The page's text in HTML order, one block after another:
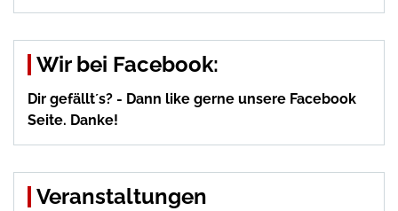
Wir bei Facebook:
Dir gefällt´s? - Dann like gerne unsere Facebook
Seite. Danke!
Veranstaltungen